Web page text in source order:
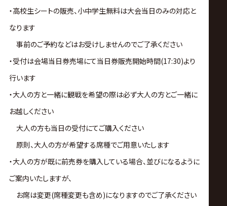
・高校生シートの販売、小中学生無料は大会当日のみの対応と
なります
事前のご予約などはお受けしませんのでご了承ください
・受付は会場当日券売場にて当日券販売開始時間(17:30)より
行います
・大人の方と一緒に観戦を希望の際は必ず大人の方とご一緒に
お越しください
大人の方も当日の受付にてご購入ください
原則、大人の方が希望する席種でご用意いたします
・大人の方が既に前売券を購入している場合、並びになるように
ご案内いたしますが、
お席は変更(席種変更も含め)になりますのでご了承ください